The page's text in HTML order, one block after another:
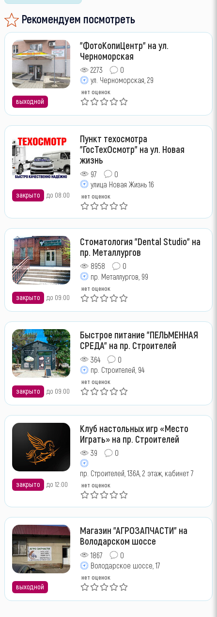
Рекомендуем посмотреть
выходной
"ФотоКопиЦентр" на ул.
Черноморская
2273
0
ул. Черноморская, 29
нет оценок
закрыто до 08:00
Пункт техосмотра
"ГосТехОсмотр" на ул. Новая
жизнь
97
0
улица Новая Жизнь 16
нет оценок
закрыто до 09:00
Стоматология "Dental Studio" на
пр. Металлургов
8958
0
пр. Металлургов, 99
нет оценок
закрыто до 09:00
Быстрое питание "ПЕЛЬМЕННАЯ
СРЕДА" на пр. Строителей
364
0
пр. Строителей, 94
нет оценок
закрыто до 12:00
Клуб настольных игр «Место
Играть» на пр. Строителей
39 0
пр. Строителей, 136А, 2 этаж, кабинет 7
нет оценок
выходной
Магазин "АГРОЗАПЧАСТИ" на
Володарском шоссе
1867
0
Володарское шоссе, 17
нет оценок